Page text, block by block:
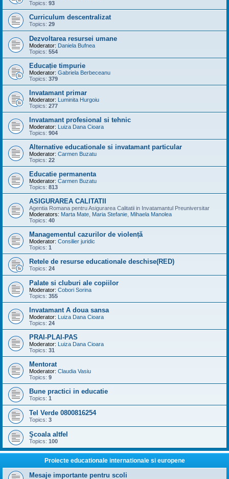
Topics: 93
Curriculum descentralizat
Topics: 29
Dezvoltarea resursei umane
Moderator: Daniela Bufnea
Topics: 554
Educație timpurie
Moderator: Gabriela Berbeceanu
Topics: 379
Invatamant primar
Moderator: Luminita Hurgoiu
Topics: 277
Invatamant profesional si tehnic
Moderator: Luiza Dana Cioara
Topics: 904
Alternative educationale si invatamant particular
Moderator: Carmen Buzatu
Topics: 22
Educatie permanenta
Moderator: Carmen Buzatu
Topics: 813
ASIGURAREA CALITATII
Agentia Romana pentru Asigurarea Calitatii in Invatamantul Preuniversitar
Moderators: Marta Mate Maria Stefanie Mihaela Manolea
Topics: 40
Managementul cazurilor de violență
Moderator: Consilier juridic
Topics: 1
Retele de resurse educationale deschise(RED)
Topics: 24
Palate si cluburi ale copiilor
Moderator: Cobori Sorina
Topics: 355
Invatamant A doua sansa
Moderator: Luiza Dana Cioara
Topics: 24
PRAI-PLAI-PAS
Moderator: Luiza Dana Cioara
Topics: 31
Mentorat
Moderator: Claudia Vasiu
Topics: 9
Bune practici in educatie
Topics: 1
Tel Verde 0800816254
Topics: 3
Şcoala altfel
Topics: 100
Proiecte educationale internationale si europene
Mesaje importante pentru scoli